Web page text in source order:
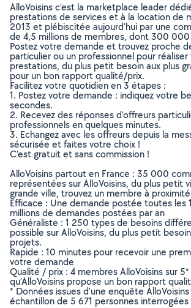
AlloVoisins c’est la marketplace leader
prestations de services et à la location de
2013 et plébiscitée aujourd’hui par une
de 4,5 millions de membres, dont 300 000
Postez votre demande et trouvez proche
particulier ou un professionnel pour
prestations, du plus petit besoin aux plus
pour un bon rapport qualité/prix.
Facilitez votre quotidien en 3 étapes :
1. Postez votre demande : indiquez votre
secondes.
2. Recevez des réponses d’offreurs
professionnels en quelques minutes.
3. Echangez avec les offreurs depuis la
sécurisée et faites votre choix !
C’est gratuit et sans commission !
AlloVoisins partout en France : 35 000
représentées sur AlloVoisins, du plus petit
grande ville, trouvez un membre à
Efficace : Une demande postée toutes les
millions de demandes postées par an
Généraliste : 1 250 types de besoins
possible sur AlloVoisins, du plus petit
projets.
Rapide : 10 minutes pour recevoir une
votre demande
Qualité / prix : 4 membres AlloVoisins sur
qu’AlloVoisins propose un bon rapport
* Données issues d’une enquête
échantillon de 5 671 personnes